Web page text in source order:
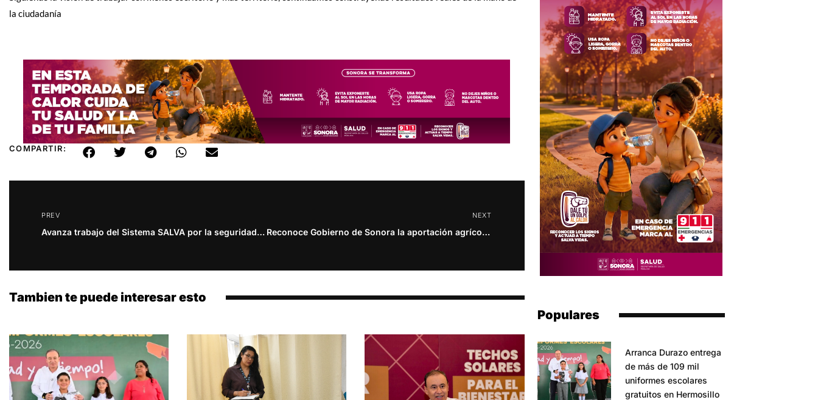
la ciudadanía
COMPARTIR:
PREV
Avanza trabajo del Sistema SALVA por la seguridad de las mujeres
NEXT
Reconoce Gobierno de Sonora la aportación agrícola a la economía del estado
Tambien te puede interesar esto
Populares
Arranca Durazo entrega
de más de 109 mil
uniformes escolares
gratuitos en Hermosillo